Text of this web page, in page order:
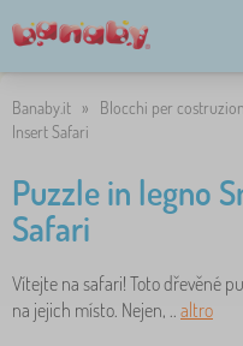
Banaby.it » Blocchi per
Insert Safari
Puzzle in legno
Safari
Vítejte na safari! Toto dřevěné
na jejich místo. Nejen, .. altro